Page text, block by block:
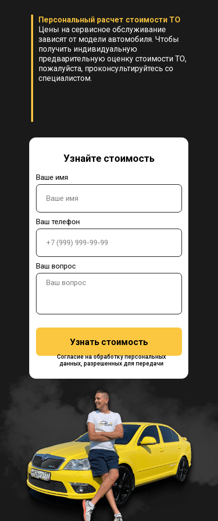
Персональный расчет стоимости ТО
Цены на сервисное обслуживание
зависят от модели автомобиля. Чтобы
получить индивидуальную
предварительную оценку стоимости ТО,
пожалуйста, проконсультируйтесь со
специалистом.
Узнайте стоимость
Ваше имя
Ваш телефон
Ваш вопрос
Узнать стоимость
Согласие на обработку персональных
данных, разрешенных для передачи